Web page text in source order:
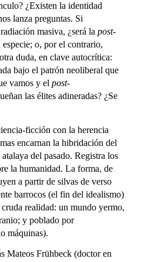
¿Existen la identidad
lanza preguntas. Si
masiva, ¿será la post-
o, por el contrario,
duda, en clave autocrítica:
bajo el patrón neoliberal que
vamos y el post-
las élites adineradas? ¿Se
ficción con la herencia
encarnan la hibridación del
del pasado. Registra los
la humanidad. La forma, de
a partir de silvas de verso
barrocos (el fin del idealismo)
realidad: un mundo yermo,
y poblado por
máquinas).
Mateos Frühbeck (doctor en